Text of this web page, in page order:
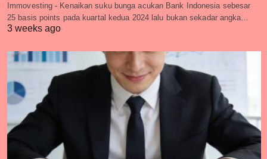
Immovesting - Kenaikan suku bunga acukan Bank Indonesia sebesar
25 basis points pada kuartal kedua 2024 lalu bukan sekadar angka…
3 weeks ago